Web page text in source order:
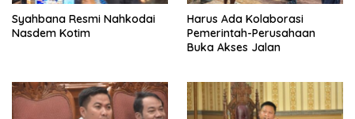
Syahbana Resmi Nahkodai
Nasdem Kotim
Harus Ada Kolaborasi
Pemerintah-Perusahaan
Buka Akses Jalan